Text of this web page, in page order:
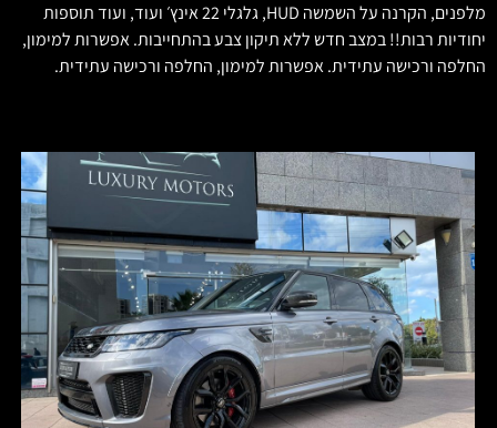
מלפנים, הקרנה על השמשה HUD, גלגלי 22 אינץ׳ ועוד, ועוד תוספות
יחודיות רבות!! במצב חדש ללא תיקון צבע בהתחייבות. אפשרות למימון,
החלפה ורכישה עתידית. אפשרות למימון, החלפה ורכישה עתידית.